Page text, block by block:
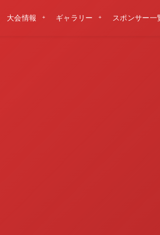
大会情報 ギャラリー スポンサー一